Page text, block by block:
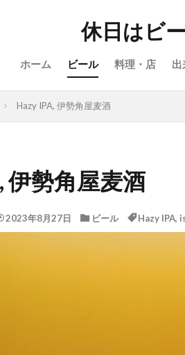
休日はビ
ホーム ビール 料理・店 出
Hazy IPA, 伊勢角屋麦酒
伊勢角屋麦酒
2023年8月27日 ビール Hazy IPA,